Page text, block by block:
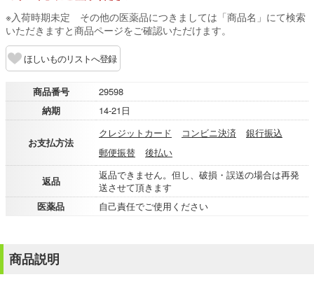
※入荷時期未定 その他の医薬品につきましては「商品名」にて検索
いただきますと商品ページをご確認いただけます。
ほしいものリストへ登録
商品番号
29598
納期
14-21日
お支払方法
クレジットカード コンビニ決済
銀行振込
郵便振替
後払い
返品
返品できません。但し、破損・誤送の場合は再発
送させて頂きます
医薬品
自己責任でご使用ください
商品説明